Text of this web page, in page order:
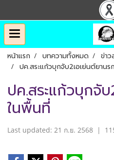
หน้าแรก บทความทั้งหมด
ข่า
ปค.สระแก้วบุกจับ2เอเย่นต์ยาน
ปค.สระแก้วบุกจั
ในพื้นที่
Last updated: 21 ก.ย. 2568 |